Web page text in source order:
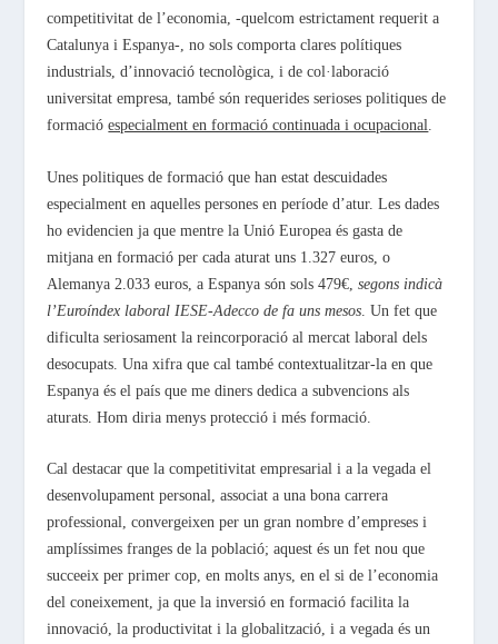
competitivitat de l’economia, -quelcom estrictament requerit a
Catalunya i Espanya-, no sols comporta clares polítiques
industrials, d’innovació tecnològica, i de col·laboració
universitat empresa, també són requerides serioses politiques de
formacióespecialment en formació continuada i ocupacional.
Unes politiques de formació que han estat descuidades
especialment en aquelles persones en període d’atur. Les dades
ho evidencien ja que mentre la Unió Europea és gasta de
mitjana en formació per cada aturat uns 1.327 euros, o
Alemanya 2.033 euros, a Espanya són sols 479€,segons indicà
l’Euroíndex laboral IESE-Adecco de fa uns mesos . Un fet que
dificulta seriosament la reincorporació al mercat laboral dels
desocupats. Una xifra que cal també contextualitzar-la en que
Espanya és el país que me diners dedica a subvencions als
aturats. Hom diria menys protecció i més formació.
Cal destacar que la competitivitat empresarial i a la vegada el
desenvolupament personal, associat a una bona carrera
professional, convergeixen per un gran nombre d’empreses i
amplíssimes franges de la població; aquest és un fet nou que
succeeix per primer cop, en molts anys, en el si de l’economia
del coneixement, ja que la inversió en formació facilita la
innovació, la productivitat i la globalització, i a vegada és un